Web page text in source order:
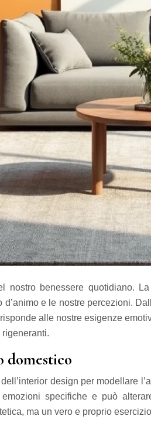
nostro benessere quotidiano.
d’animo e le nostre percezioni.
alle nostre esigenze
domestico
design per modellare
specifiche e può
ma un vero e proprio